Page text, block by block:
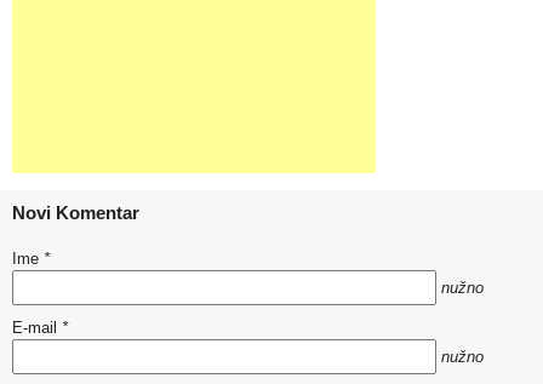
Novi Komentar
Ime *
nužno
E-mail *
nužno